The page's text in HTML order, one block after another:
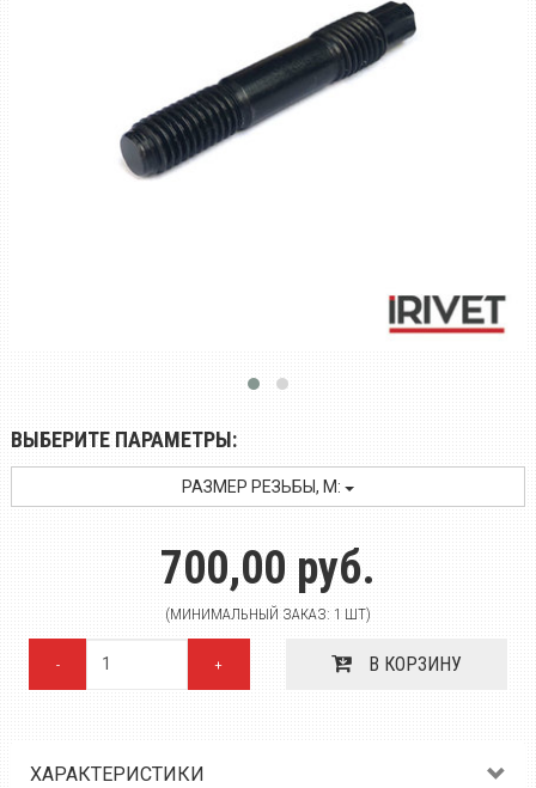
ВЫБЕРИТЕ ПАРАМЕТРЫ:
РАЗМЕР РЕЗЬБЫ, M:
700,00 руб.
(МИНИМАЛЬНЫЙ ЗАКАЗ: 1 ШТ)
- + В КОРЗИНУ
ХАРАКТЕРИСТИКИ